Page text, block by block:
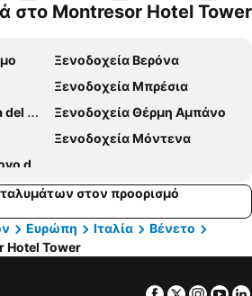
κατοικίδι
στο Montresor Hotel Tower
Ξενοδοχεία Βερόνα
Ξενοδοχεία Μπρέσια
Ξενοδοχεία Θέρμη Αμπάνο
Ξενοδοχεία Μόντενα
στον προορισμό
Ευρώπη Ιταλία
Βένετο
Hotel Tower